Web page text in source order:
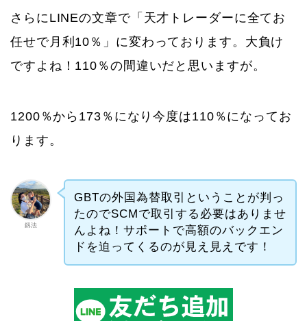
さらにLINEの文章で「天才トレーダーに全てお
任せで月利10％」に変わっております。大負け
ですよね！110％の間違いだと思いますが。
1200％から173％になり今度は110％になってお
ります。
釼法
GBTの外国為替取引ということが判っ
たのでSCMで取引する必要はありませ
んよね！サポートで高額のバックエン
ドを迫ってくるのが見え見えです！